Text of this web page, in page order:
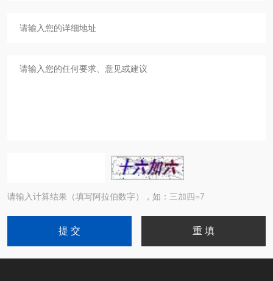
请输入计算结果（填写阿拉伯数字），如：三加四=7